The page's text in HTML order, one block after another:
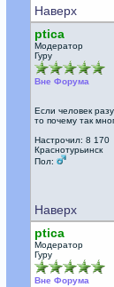
Наверх
ptica
Модератор
Гуру
Вне Форума
Если человек
то почему так
Настрочил: 8 170
Краснотурьинск
Пол:
Наверх
ptica
Модератор
Гуру
Вне Форума